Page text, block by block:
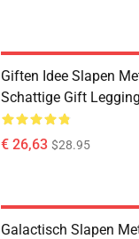
Giften Idee Slapen
Schattige Gift
€ 26,63 $28.95
Galactisch Slapen